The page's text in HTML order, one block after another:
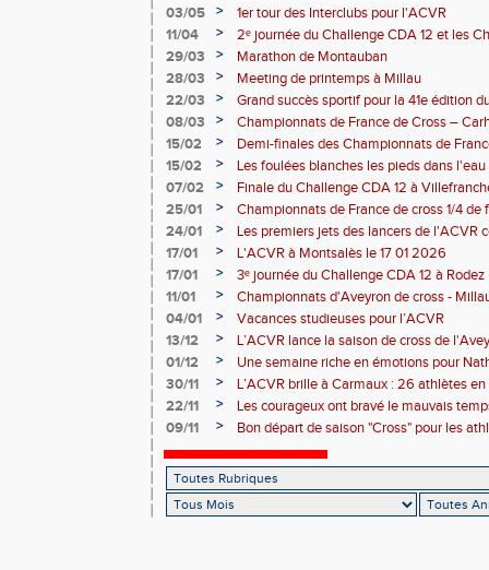
03/05 >
1er tour des Interclubs pour l'ACVR
11/04
>
2ᵉ journée du Challenge CDA 12 et les
29/03
>
Marathon de Montauban
28/03
>
Meeting de printemps à Millau
22/03
>
Grand succès sportif pour la 41e édition
malgré un problème côté randonnée
08/03 >
Championnats de France de Cross –
15/02
>
Demi-finales des Championnats de
15/02
>
Les foulées blanches les pieds dans
performances individuelles
07/02 >
Finale du Challenge CDA 12 à
25/01
>
Championnats de France de cross 1/4
la-Grave 25 01 2026
24/01 >
Les premiers jets des lancers de l'ACVR
Rodez
17/01 >
L'ACVR à Montsalès le 17 01 2026
17/01
>
3ᵉ journée du Challenge CDA 12 à Rodez
11/01
>
Championnats d'Aveyron de cross -
04/01
>
Vacances studieuses pour l’ACVR
13/12
>
L’ACVR lance la saison de cross de
01/12
>
Une semaine riche en émotions pour
de l’ACVR
30/11 >
L’ACVR brille à Carmaux : 26 athlètes
country international Hubert André
22/11 >
Les courageux ont bravé le mauvais
09/11
>
Bon départ de saison "Cross" pour les